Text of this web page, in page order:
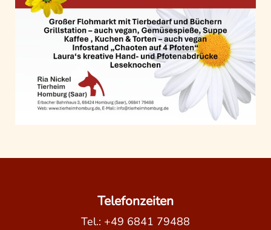
Beitragsnavigation
Telefonzeiten
Tel.: +49 6841 79488